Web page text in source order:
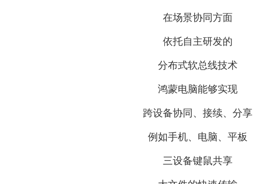
在场景协同方面
依托自主研发的
分布式软总线技术
鸿蒙电脑能够实现
跨设备协同、接续、分享
例如手机、电脑、平板
三设备键鼠共享